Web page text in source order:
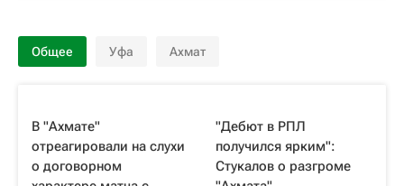
Общее Уфа Ахмат
В "Ахмате"
отреагировали на слухи
о договорном
"Дебют в РПЛ
получился ярким":
Стукалов о разгроме